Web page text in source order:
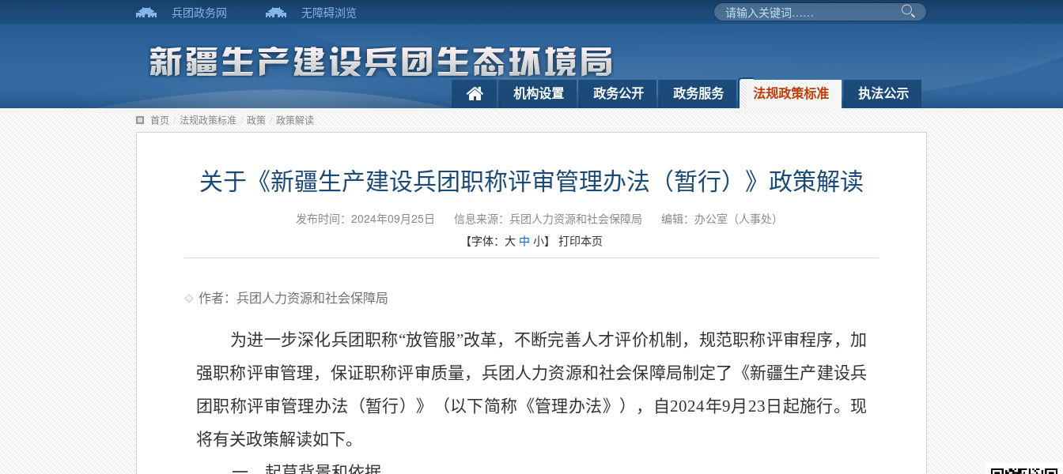
兵团政务网 无障碍浏览
机构设置 政务公开 政务服务 法规政策标准 执法公示
首页 / 法规政策标准 / 政策 / 政策解读
关于《新疆生产建设兵团职称评审管理办法（暂行）》政策解读
发布时间：2024年09月25日 信息来源：兵团人力资源和社会保障局
编辑：办公室（人事处）
【字体： 大 中 小】 打印本页
作者：兵团人力资源和社会保障局
为进一步深化兵团职称“放管服”改革，不断完善人才评价机制，规范职称评审程序， 加
强职称评审管理，保证职称评审质量， 兵团人力资源和社会保障局制定了 《新疆生产建设兵
团职称评审管理办法 （暂行） 》 （以下简称《管理办法》），自2024年9月 23 日起施行。现
将有关政策解读如下。